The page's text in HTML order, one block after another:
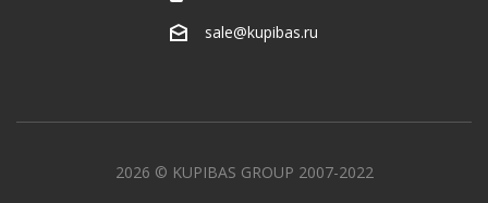
sale@kupibas.ru
2026 © KUPIBAS GROUP 2007-2022